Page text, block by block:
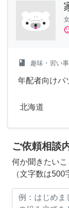
class 趣味・習い事
年配者向けパ
北海道
ご依頼相談
何か聞きたい
（文字数は500